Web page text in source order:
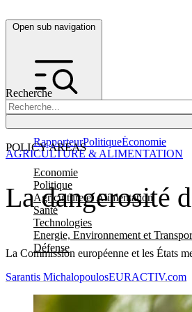
Open sub navigation
Recherche
POLICY AREAS
Economie
Politique
Agriculture et Alimentation
Santé
Technologies
Energie, Environnement et
Défense
RapporteurPolitiqueÉconomie
La dangerosité
La Commission européenne et les États
AGRICULTURE & ALIMENTATION
Sarantis MichalopoulosEURACTIV.com